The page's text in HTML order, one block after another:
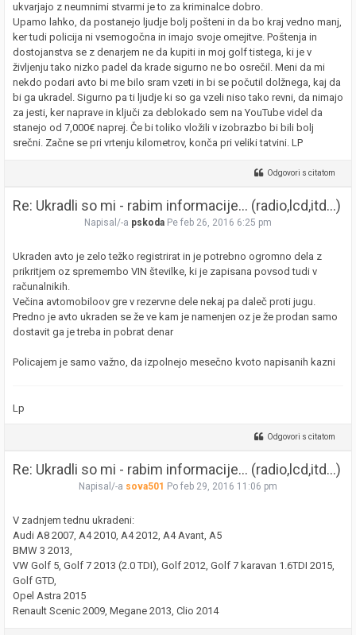
ukvarjajo z neumnimi stvarmi je to za kriminalce dobro.
Upamo lahko, da postanejo ljudje bolj pošteni in da bo kraj vedno manj,
ker tudi policija ni vsemogočna in imajo svoje omejitve. Poštenja in
dostojanstva se z denarjem ne da kupiti in moj golf tistega, ki je v
življenju tako nizko padel da krade sigurno ne bo osrečil. Meni da mi
nekdo podari avto bi me bilo sram vzeti in bi se počutil dolžnega, kaj da
bi ga ukradel. Sigurno pa ti ljudje ki so ga vzeli niso tako revni, da nimajo
za jesti, ker naprave in ključi za deblokado sem na YouTube videl da
stanejo od 7,000€ naprej. Če bi toliko vložili v izobrazbo bi bili bolj
srečni. Začne se pri vrtenju kilometrov, konča pri veliki tatvini. LP
Odgovori s citatom
Re: Ukradli so mi - rabim informacije... (radio,lcd,itd...)
Napisal/-a pskoda Pe feb 26, 2016 6:25 pm
Ukraden avto je zelo težko registrirat in je potrebno ogromno dela z
prikritjem oz spremembo VIN številke, ki je zapisana povsod tudi v
računalnikih.
Večina avtomobiloov gre v rezervne dele nekaj pa daleč proti jugu.
Predno je avto ukraden se že ve kam je namenjen oz je že prodan samo
dostavit ga je treba in pobrat denar
Policajem je samo važno, da izpolnejo mesečno kvoto napisanih kazni
Lp
Odgovori s citatom
Re: Ukradli so mi - rabim informacije... (radio,lcd,itd...)
Napisal/-a sova501 Po feb 29, 2016 11:06 pm
V zadnjem tednu ukradeni:
Audi A8 2007, A4 2010, A4 2012, A4 Avant, A5
BMW 3 2013,
VW Golf 5, Golf 7 2013 (2.0 TDI), Golf 2012, Golf 7 karavan 1.6TDI 2015,
Golf GTD,
Opel Astra 2015
Renault Scenic 2009, Megane 2013, Clio 2014